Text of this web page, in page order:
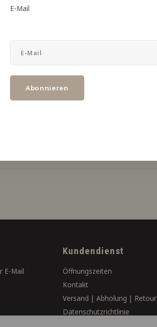
E-Mail
Abonnieren
E-Mail
Kundendienst
Öffnungszeiten
Kontakt
Versand | Abholung |
Datenschutzrichtlinie